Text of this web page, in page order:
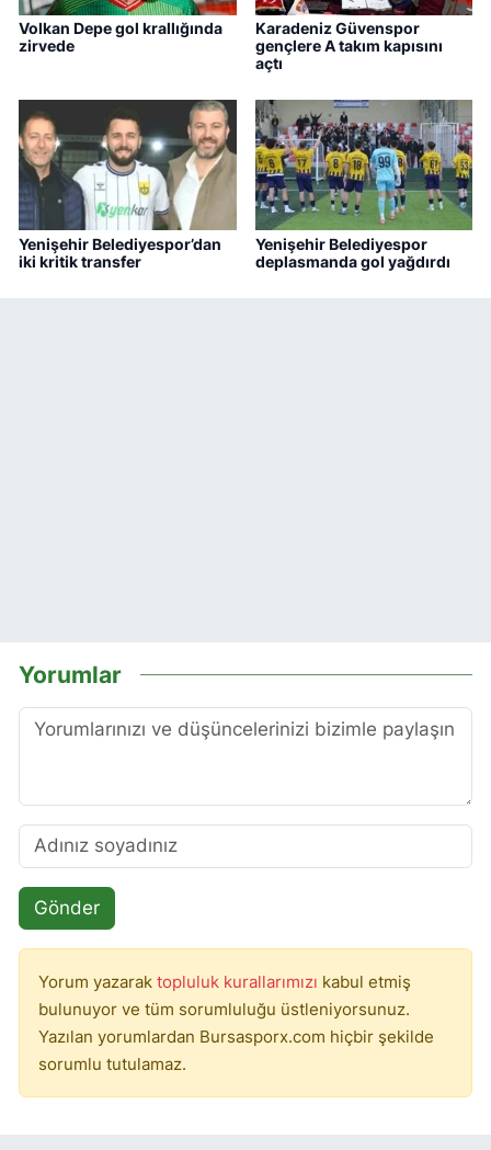
Volkan Depe gol krallığında
zirvede
Karadeniz Güvenspor
gençlere A takım kapısını
açtı
Yenişehir Belediyespor’dan
iki kritik transfer
Yenişehir Belediyespor
deplasmanda gol yağdırdı
Yorumlar
Gönder
Yorum yazarak topluluk kurallarımızı kabul etmiş
bulunuyor ve tüm sorumluluğu üstleniyorsunuz.
Yazılan yorumlardan Bursasporx.com hiçbir şekilde
sorumlu tutulamaz.